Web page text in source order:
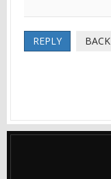
REPLY BACK